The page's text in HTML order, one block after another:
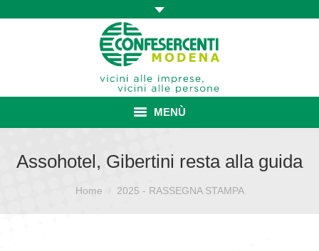
MENÙ
ISCRIZIONE E VANTAGGI
Assohotel, Gibertini resta alla guida
Home 2025 - RASSEGNA STAMPA